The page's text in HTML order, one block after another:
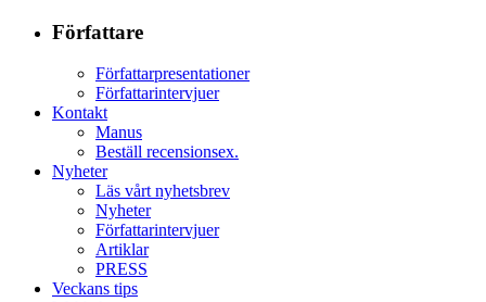
Författare
Författarpresentationer
Författarintervjuer
Kontakt
Manus
Beställ recensionsex.
Nyheter
Läs vårt nyhetsbrev
Nyheter
Författarintervjuer
Artiklar
PRESS
Veckans tips